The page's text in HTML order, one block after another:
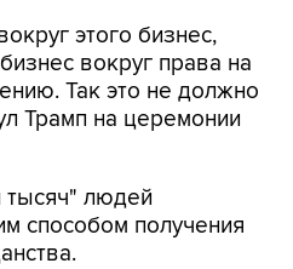
этого бизнес,
вокруг права на
Так это не должно
Трамп на церемонии
тысяч" людей
способом получения